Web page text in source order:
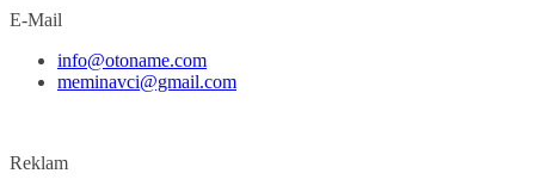
E-Mail
info@otoname.com
meminavci@gmail.com
Reklam